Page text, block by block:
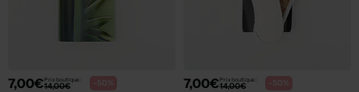
7,00€Prix boutique :
14,00€ -50% 7,00€Prix boutique :
14,00€ -50%